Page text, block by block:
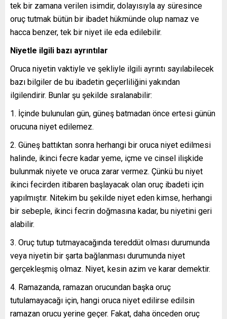
tek bir zamana verilen isimdir, dolayısıyla ay süresince
oruç tutmak bütün bir ibadet hükmünde olup namaz ve
hacca benzer, tek bir niyet ile eda edilebilir.
Niyetle ilgili bazı ayrıntılar
Oruca niyetin vaktiyle ve şekliyle ilgili ayrıntı sayılabilecek
bazı bilgiler de bu ibadetin geçerliliğini yakından
ilgilendirir. Bunlar şu şekilde sıralanabilir:
1. İçinde bulunulan gün, güneş batmadan önce ertesi günün
orucuna niyet edilemez.
2. Güneş battıktan sonra herhangi bir oruca niyet edilmesi
halinde, ikinci fecre kadar yeme, içme ve cinsel ilişkide
bulunmak niyete ve oruca zarar vermez. Çünkü bu niyet
ikinci fecirden itibaren başlayacak olan oruç ibadeti için
yapılmıştır. Nitekim bu şekilde niyet eden kimse, herhangi
bir sebeple, ikinci fecrin doğmasına kadar, bu niyetini geri
alabilir.
3. Oruç tutup tutmayacağında tereddüt olması durumunda
veya niyetin bir şarta bağlanması durumunda niyet
gerçekleşmiş olmaz. Niyet, kesin azim ve karar demektir.
4. Ramazanda, ramazan orucundan başka oruç
tutulamayacağı için, hangi oruca niyet edilirse edilsin
ramazan orucu yerine geçer. Fakat, daha önceden oruç